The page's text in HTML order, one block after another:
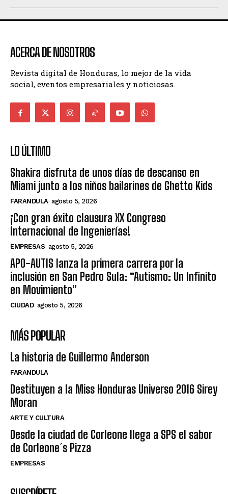
ACERCA DE NOSOTROS
Revista digital de Honduras, lo mejor de la vida
social, eventos empresariales y noticiosas.
LO ÚLTIMO
Shakira disfruta de unos días de descanso en
Miami junto a los niños bailarines de Ghetto Kids
FARANDULA agosto 5, 2026
¡Con gran éxito clausura XX Congreso
Internacional de Ingenierías!
EMPRESAS agosto 5, 2026
APO-AUTIS lanza la primera carrera por la
inclusión en San Pedro Sula: “Autismo: Un Infinito
en Movimiento”
CIUDAD agosto 5, 2026
MÁS POPULAR
La historia de Guillermo Anderson
FARANDULA
Destituyen a la Miss Honduras Universo 2016 Sirey
Moran
ARTE Y CULTURA
Desde la ciudad de Corleone llega a SPS el sabor
de Corleone´s Pizza
EMPRESAS